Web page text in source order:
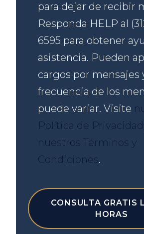
para dejar de recibir
Responda HELP al
6595 para obtener
asistencia. Pueden
cargos por mensajes
frecuencia de los
puede variar. Visite
Política de Privacidad
nuestros Términos y
Condiciones.
CONSULTA GRATIS
HORAS